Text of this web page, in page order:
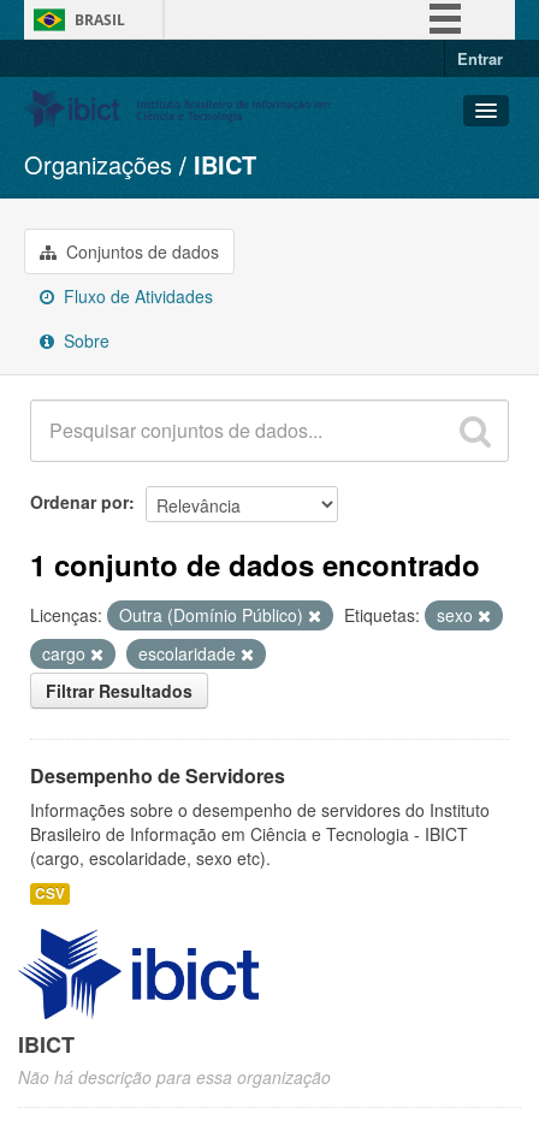
BRASIL
Entrar
Conjuntos de dados
Organizações
Grupos
Sobre
Organizações IBICT
Conjuntos de dados
Fluxo de Atividades
Sobre
Ordenar por
1 conjunto de dados encontrado
Licenças: Outra (Domínio Público) Etiquetas:
sexo
cargo
escolaridade
Filtrar Resultados
Desempenho de Servidores
Informações sobre o desempenho de servidores do Instituto
Brasileiro de Informação em Ciência e Tecnologia - IBICT
(cargo, escolaridade, sexo etc).
CSV
IBICT
Não há descrição para essa organização